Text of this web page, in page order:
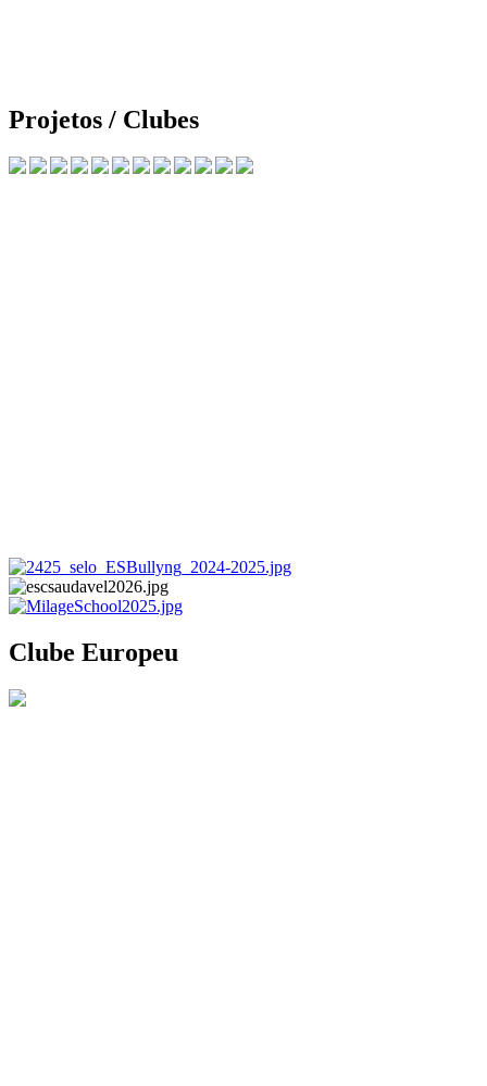
Projetos / Clubes
Clube Europeu